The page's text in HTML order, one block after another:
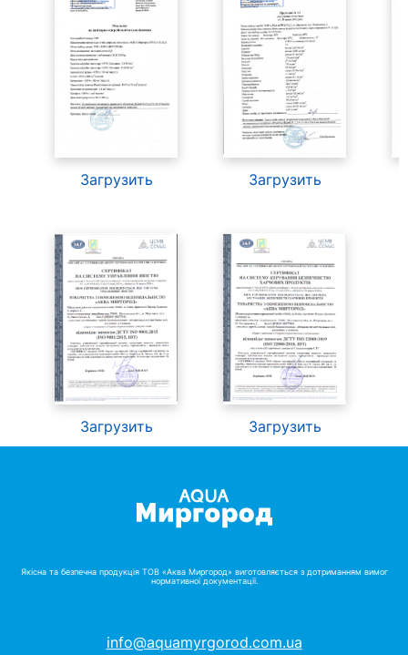
Загрузить Загрузить
Загрузить Загрузить
Якісна та безпечна продукція ТОВ «Аква Миргород» виготовляється з дотриманням вимог
нормативної документації.
info@aquamyrgorod.com.ua